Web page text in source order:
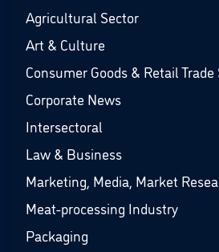
Agricultural Sector
Art & Culture
Consumer Goods & Retail Trade
Corporate News
Intersectoral
Law & Business
Marketing, Media, Market
Meat-processing Industry
Packaging